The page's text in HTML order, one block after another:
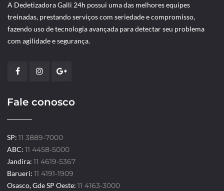
A Dedetizadora Galli 24h possui uma das melhores equipes
treinadas, prestando serviços com seriedade e compromisso,
fazendo uso de tecnologia avançada para detectar seu problema
com agilidade e segurança.
Fale conosco
SP: 11 3889-7000
ABC: 11 4458-5000
Jandira: 11 4619-5367
Barueri: 11 4191-1909
Osasco, Gde SP Oeste: 11 4163-3000